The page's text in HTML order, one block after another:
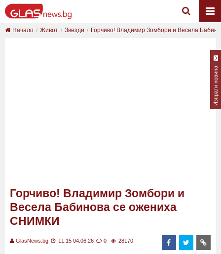
Начало Живот Звезди Горчиво! Владимир Зомбори и Весела
Горчиво! Владимир Зомбори и
Весела Бабинова се ожениха
СНИМКИ
GlasNews.bg 11:15 04.06.26 0 28170
Изпрати новина